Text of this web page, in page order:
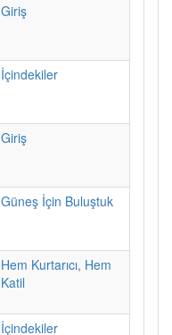
Giriş
İçindekiler
Giriş
Güneş İçin Buluştuk
Hem Kurtarıcı, Hem
Katil
İçindekiler